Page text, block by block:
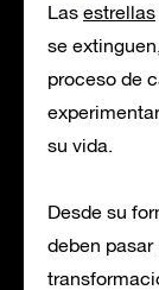
Las estrellas
se
proceso de
su vida.
Desde su
deben pasar